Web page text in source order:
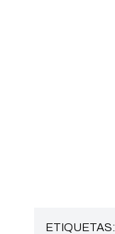
ETIQUETAS: